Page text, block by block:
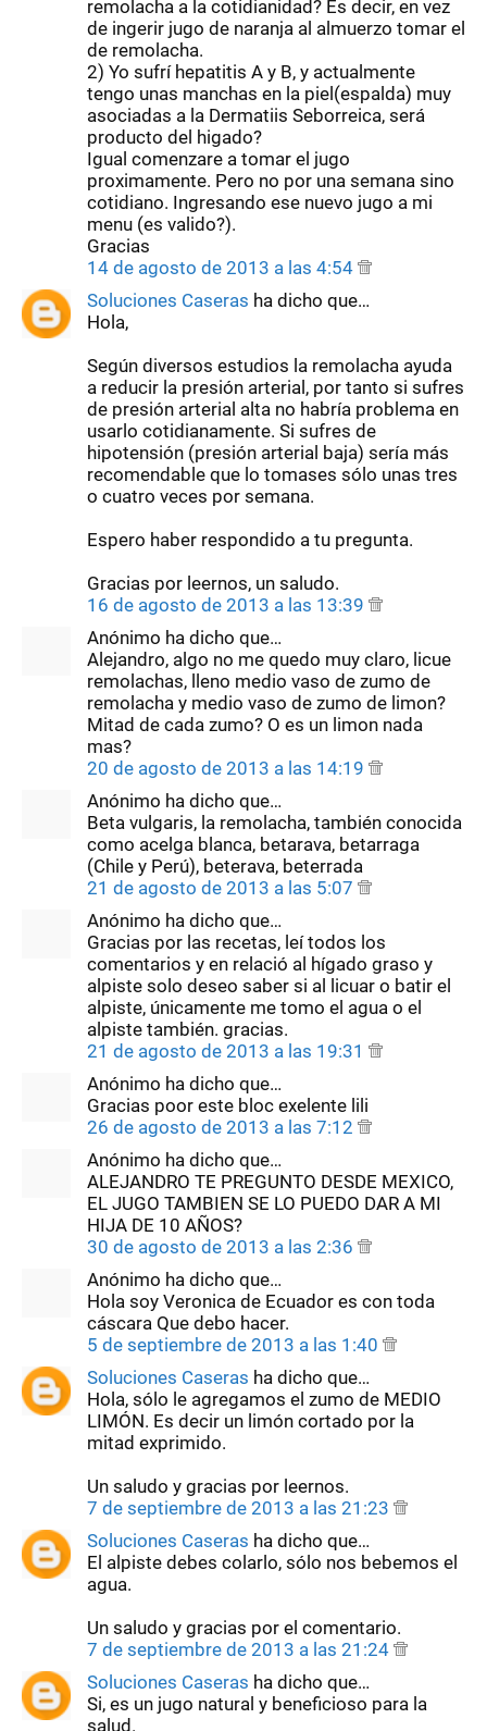
remolacha a la cotidianidad? Es decir, en vez
de ingerir jugo de naranja al almuerzo tomar el
de remolacha.
2) Yo sufrí hepatitis A y B, y actualmente
tengo unas manchas en la piel(espalda) muy
asociadas a la Dermatiis Seborreica, será
producto del higado?
Igual comenzare a tomar el jugo
proximamente. Pero no por una semana sino
cotidiano. Ingresando ese nuevo jugo a mi
menu (es valido?).
Gracias
14 de agosto de 2013 a las 4:54
Soluciones Caseras ha dicho que…
Hola,
Según diversos estudios la remolacha ayuda
a reducir la presión arterial, por tanto si sufres
de presión arterial alta no habría problema en
usarlo cotidianamente. Si sufres de
hipotensión (presión arterial baja) sería más
recomendable que lo tomases sólo unas tres
o cuatro veces por semana.
Espero haber respondido a tu pregunta.
Gracias por leernos, un saludo.
16 de agosto de 2013 a las 13:39
Anónimo ha dicho que…
Alejandro, algo no me quedo muy claro, licue
remolachas, lleno medio vaso de zumo de
remolacha y medio vaso de zumo de limon?
Mitad de cada zumo? O es un limon nada
mas?
20 de agosto de 2013 a las 14:19
Anónimo ha dicho que…
Beta vulgaris, la remolacha, también conocida
como acelga blanca, betarava, betarraga
(Chile y Perú), beterava, beterrada
21 de agosto de 2013 a las 5:07
Anónimo ha dicho que…
Gracias por las recetas, leí todos los
comentarios y en relació al hígado graso y
alpiste solo deseo saber si al licuar o batir el
alpiste, únicamente me tomo el agua o el
alpiste también. gracias.
21 de agosto de 2013 a las 19:31
Anónimo ha dicho que…
Gracias poor este bloc exelente lili
26 de agosto de 2013 a las 7:12
Anónimo ha dicho que…
ALEJANDRO TE PREGUNTO DESDE MEXICO,
EL JUGO TAMBIEN SE LO PUEDO DAR A MI
HIJA DE 10 AÑOS?
30 de agosto de 2013 a las 2:36
Anónimo ha dicho que…
Hola soy Veronica de Ecuador es con toda
cáscara Que debo hacer.
5 de septiembre de 2013 a las 1:40
Soluciones Caseras ha dicho que…
Hola, sólo le agregamos el zumo de MEDIO
LIMÓN. Es decir un limón cortado por la
mitad exprimido.
Un saludo y gracias por leernos.
7 de septiembre de 2013 a las 21:23
Soluciones Caseras ha dicho que…
El alpiste debes colarlo, sólo nos bebemos el
agua.
Un saludo y gracias por el comentario.
7 de septiembre de 2013 a las 21:24
Soluciones Caseras ha dicho que…
Si, es un jugo natural y beneficioso para la
salud.